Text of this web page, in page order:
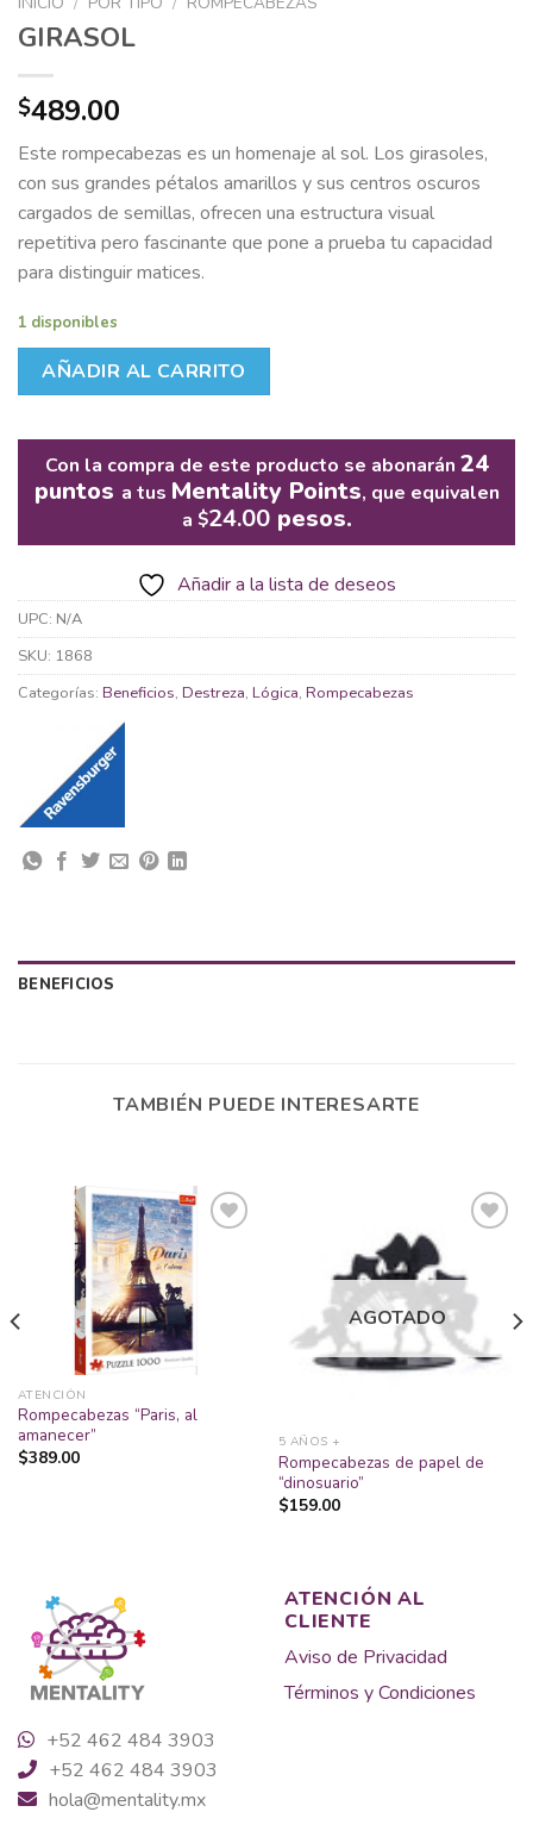
GIRASOL
$489.00
Este rompecabezas es un homenaje al sol. Los girasoles,
con sus grandes pétalos amarillos y sus centros oscuros
cargados de semillas, ofrecen una estructura visual
repetitiva pero fascinante que pone a prueba tu capacidad
para distinguir matices.
1 disponibles
AÑADIR AL CARRITO
Con la compra de este producto se abonarán 24
puntos a tus Mentality Points, que equivalen
a $24.00pesos.
Añadir a la lista de deseos
UPC: N/A
SKU: 1868
Categorías: Beneficios, Destreza, Lógica, Rompecabezas
BENEFICIOS
TAMBIÉN PUEDE INTERESARTE
ATENCIÓN
Rompecabezas “Paris, al
amanecer”
$389.00
de
deseos
AGOTADO
5 AÑOS +
Rompecabezas de papel de
“dinosuario”
$159.00
+52 462 484 3903
+52 462 484 3903
hola@mentality.mx
ATENCIÓN AL
CLIENTE
Aviso de Privacidad
Términos y Condiciones